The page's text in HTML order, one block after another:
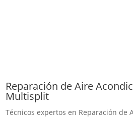
Reparación de Aire
Multisplit
Técnicos expertos en Reparación de